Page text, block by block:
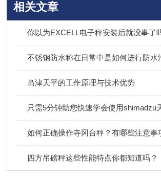
相关文章
你以为EXCELL电子秤安装后就没事了
不锈钢防水称在日常中是如何进行防水
岛津天平的工作原理与技术优势
只需5分钟助您快速学会使用shimadzu
如何正确操作寺冈台秤？有哪些注意事
四方吊磅秤这些性能特点你都知道吗？